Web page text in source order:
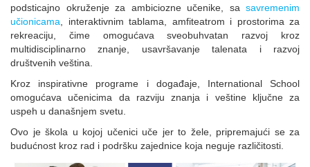
podsticajno okruženje za ambiciozne učenike, sa savremenim
učionicama , interaktivnim tablama, amfiteatrom i prostorima za
rekreaciju, čime omogućava sveobuhvatan razvoj kroz
multidisciplinarno znanje, usavršavanje talenata i razvoj
društvenih veština.
Kroz inspirativne programe i događaje, International School
omogućava učenicima da razviju znanja i veštine ključne za
uspeh u današnjem svetu.
Ovo je škola u kojoj učenici uče jer to žele, pripremajući se za
budućnost kroz rad i podršku zajednice koja neguje različitosti.